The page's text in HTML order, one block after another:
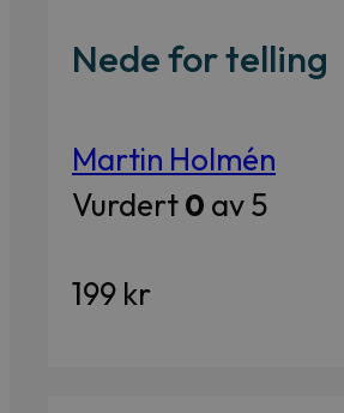
Nede for telling
Martin Holmén
Vurdert0 av 5
199 kr